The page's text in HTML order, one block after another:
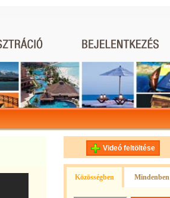
Videó feltöltése
Közösségben Mindenben